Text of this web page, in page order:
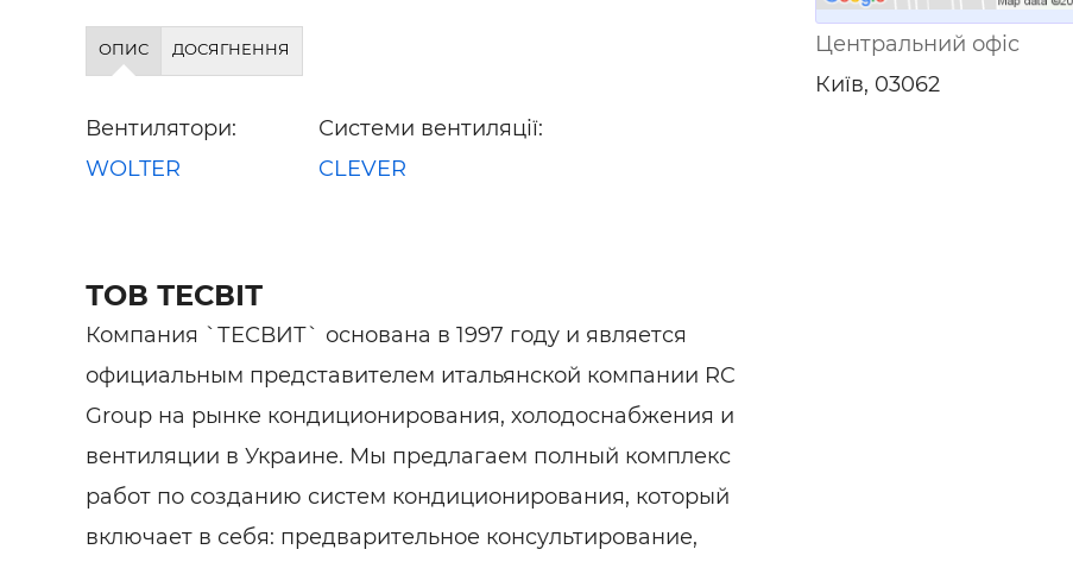
ОПИС ДОСЯГНЕННЯ
Вентилятори:
WOLTER
Системи вентиляції:
CLEVER
ТОВ ТЕСВІТ
Компания `ТЕСВИТ` основана в 1997 году и является
официальным представителем итальянской компании RC
Group на рынке кондиционирования, холодоснабжения и
вентиляции в Украине. Мы предлагаем полный комплекс
работ по созданию систем кондиционирования, который
включает в себя: предварительное консультирование,
Центральний офіс
Київ, 03062